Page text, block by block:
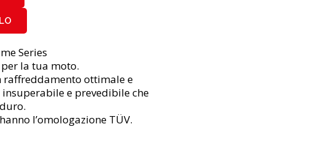
Series
la tua moto.
raffreddamento ottimale e
e prevedibile che
l’omologazione TÜV.